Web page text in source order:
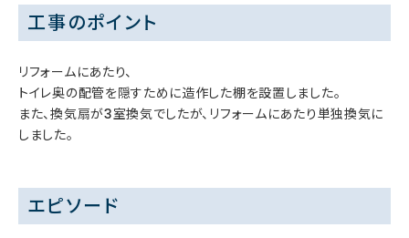
工事のポイント
リフォームにあたり、
トイレ奥の配管を隠すために造作した棚を設置しました。
また、換気扇が3室換気でしたが、リフォームにあたり単独換気に
しました。
エピソード